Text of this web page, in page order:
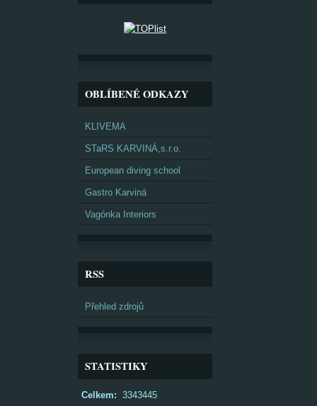
OBLÍBENÉ ODKAZY
KLIVEMA
STaRS KARVINÁ,s.r.o.
European diving school
Gastro Karviná
Vagónka Interiors
RSS
Přehled zdrojů
STATISTIKY
Celkem: 3343445